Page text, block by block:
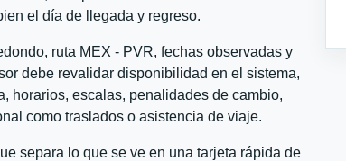
el día de llegada y regreso.
ruta MEX - PVR, fechas observadas y
debe revalidar disponibilidad en el sistema,
horarios, escalas, penalidades de cambio,
como traslados o asistencia de viaje.
separa lo que se ve en una tarjeta rápida de